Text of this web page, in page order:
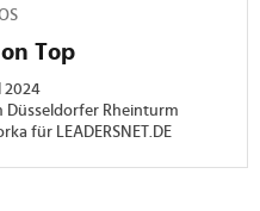
Top
2024
Düsseldorfer Rheinturm
für LEADERSNET.DE